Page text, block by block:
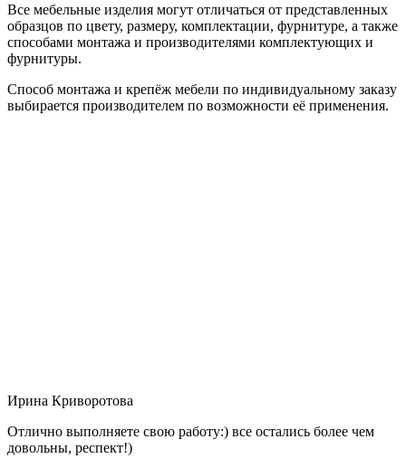
Все мебельные изделия могут отличаться от представленных
образцов по цвету, размеру, комплектации, фурнитуре, а также
способами монтажа и производителями комплектующих и
фурнитуры.
Способ монтажа и крепёж мебели по индивидуальному заказу
выбирается производителем по возможности её применения.
Ирина Криворотова
Отлично выполняете свою работу:) все остались более чем
довольны, респект!)